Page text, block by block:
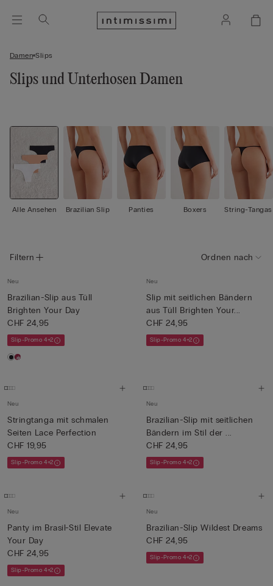
Damen Slips
Slips und Unterhosen Damen
Alle Ansehen Brazilian Slip Panties Boxers String-Tangas
Filtern Ordnen nach
Neu
Brazilian-Slip aus Tüll
Brighten Your Day
CHF 24,95
Slip-Promo 4+2
Neu
Slip mit seitlichen Bändern
aus Tüll Brighten Your...
CHF 24,95
Slip-Promo 4+2
Neu
Stringtanga mit schmalen
Seiten Lace Perfection
CHF 19,95
Slip-Promo 4+2
Neu
Brazilian-Slip mit seitlichen
Bändern im Stil der ...
CHF 24,95
Slip-Promo 4+2
Neu
Panty im Brasil-Stil Elevate
Your Day
CHF 24,95
Slip-Promo 4+2
Neu
Brazilian-Slip Wildest Dreams
CHF 24,95
Slip-Promo 4+2